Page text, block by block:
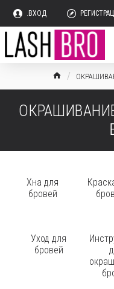
.ВХОД
Хна для
бровей
Уход для
бровей